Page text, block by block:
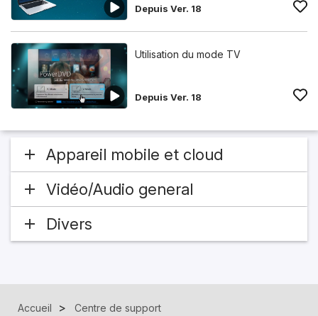
Depuis Ver. 18
Utilisation du mode TV
Depuis Ver. 18
Appareil mobile et cloud
Vidéo/Audio general
Divers
Accueil Centre de support